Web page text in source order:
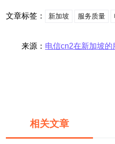
文章标签： 新加坡 服务质量
来源： 电信cn2在新加坡
相关文章